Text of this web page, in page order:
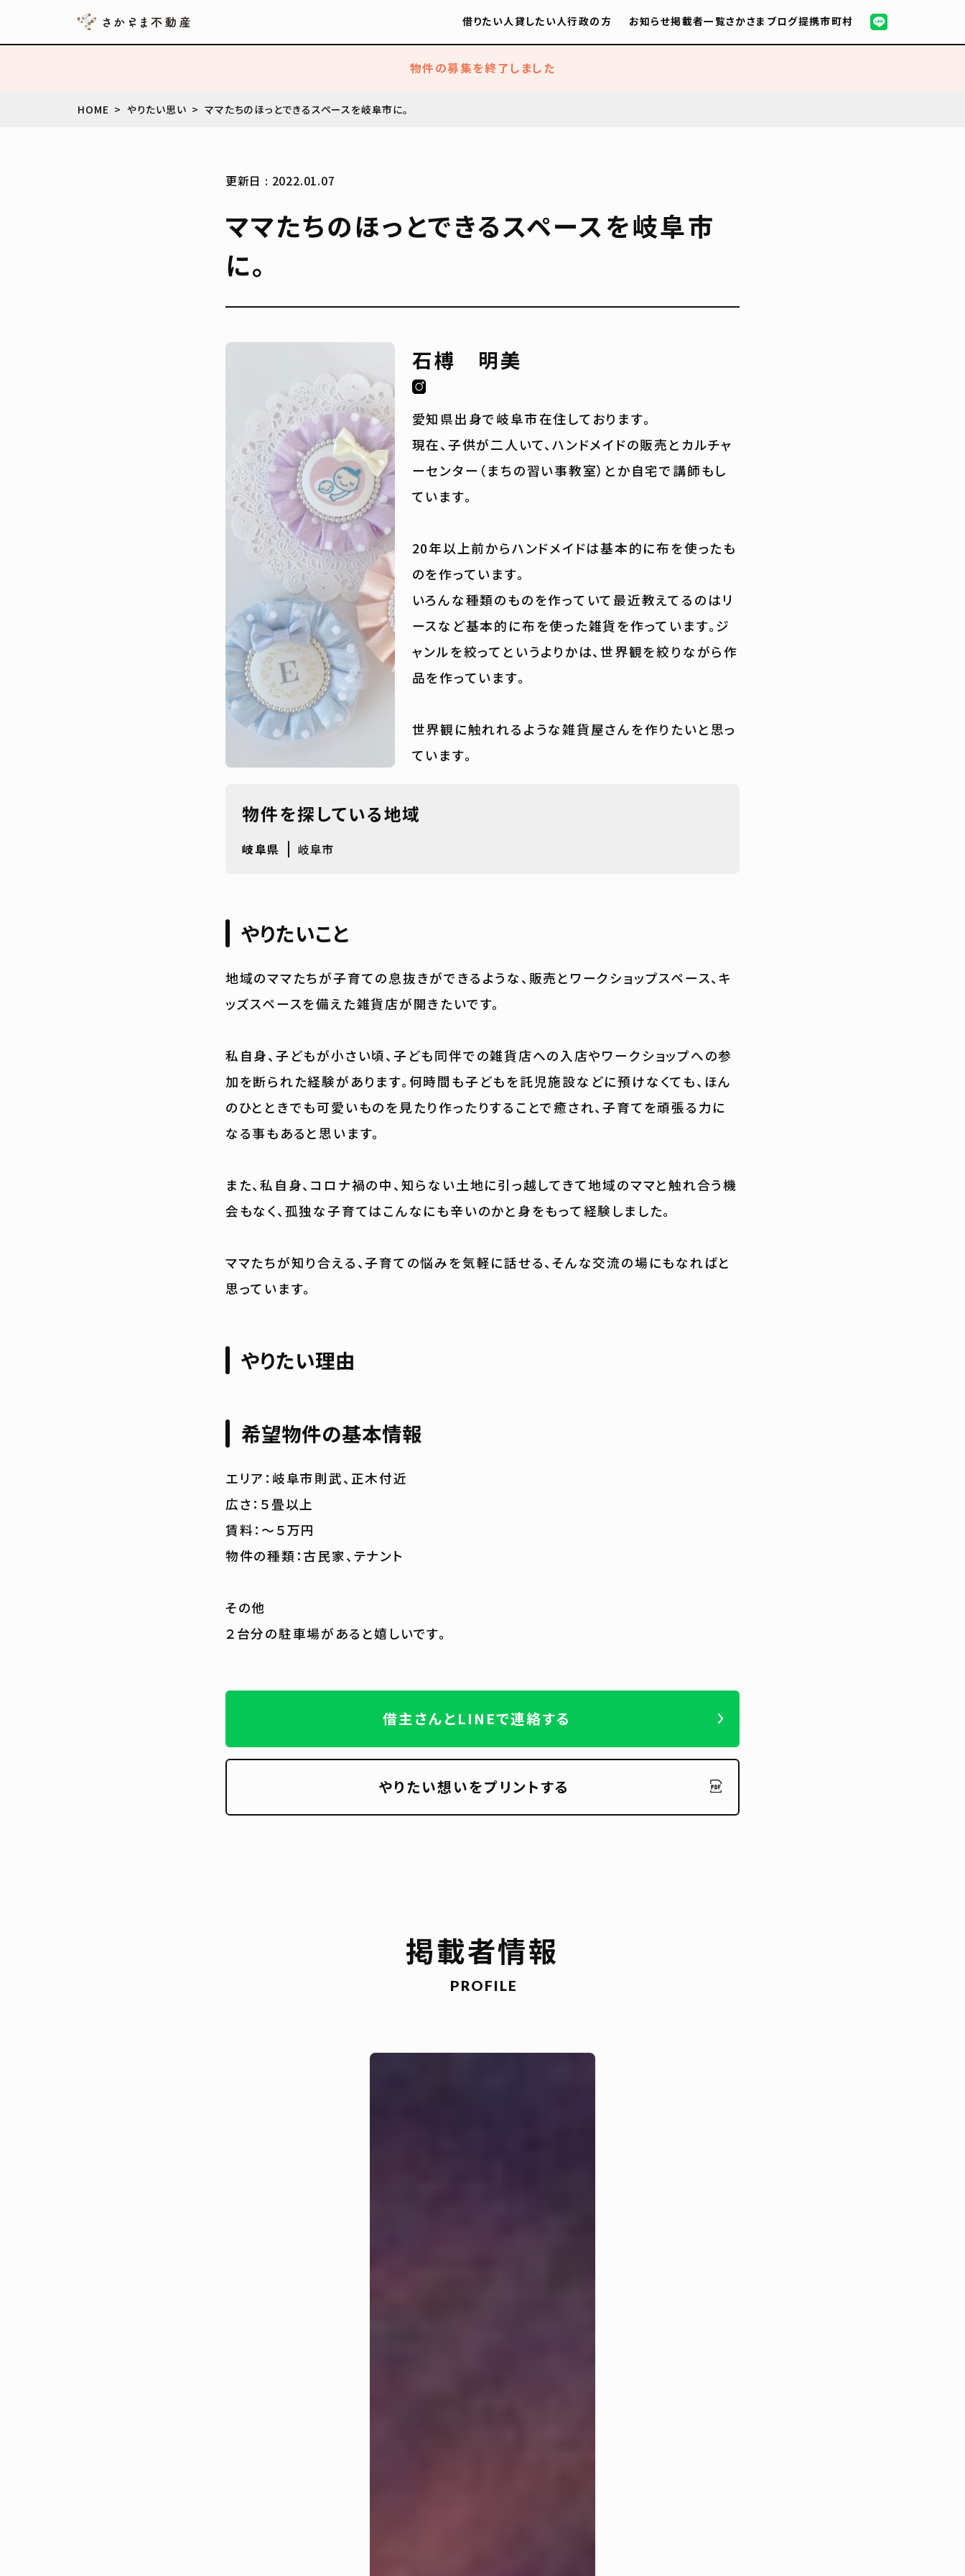
借りたい人貸したい人行政の方 お知らせ掲載者一覧さかさまブログ提携市町村
物件の募集を終了しました
HOME やりたい思い ママたちのほっとできるスペースを岐阜市に。
更新日 : 2022.01.07
ママたちのほっとできるスペースを岐阜市
に。
石榑 明美
愛知県出身で岐阜市在住しております。
現在、子供が二人いて、ハンドメイドの販売とカルチャ
ーセンター（まちの習い事教室）とか自宅で講師もし
ています。
20年以上前からハンドメイドは基本的に布を使ったも
のを作っています。
いろんな種類のものを作っていて最近教えてるのはリ
ースなど基本的に布を使った雑貨を作っています。ジ
ャンルを絞ってというよりかは、世界観を絞りながら作
品を作っています。
世界観に触れれるような雑貨屋さんを作りたいと思っ
ています。
物件を探している地域
岐阜県 岐阜市
やりたいこと
地域のママたちが子育ての息抜きができるような、販売とワークショップスペース、キ
ッズスペースを備えた雑貨店が開きたいです。
私自身、子どもが小さい頃、子ども同伴での雑貨店への入店やワークショップへの参
加を断られた経験があります。何時間も子どもを託児施設などに預けなくても、ほん
のひとときでも可愛いものを見たり作ったりすることで癒され、子育てを頑張る力に
なる事もあると思います。
また、私自身、コロナ禍の中、知らない土地に引っ越してきて地域のママと触れ合う機
会もなく、孤独な子育てはこんなにも辛いのかと身をもって経験しました。
ママたちが知り合える、子育ての悩みを気軽に話せる、そんな交流の場にもなればと
思っています。
やりたい理由
希望物件の基本情報
エリア：岐阜市則武、正木付近
広さ：５畳以上
賃料：〜５万円
物件の種類：古民家、テナント
その他
２台分の駐車場があると嬉しいです。
借主さんとLINEで連絡する
やりたい想いをプリントする
掲載者情報
PROFILE